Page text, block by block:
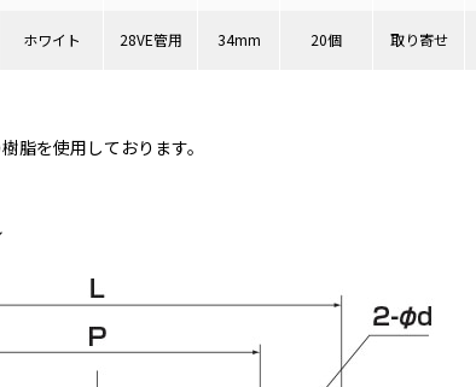
ホワイト 28VE管用 34mm 20個 取り寄せ
脂を使用しております。